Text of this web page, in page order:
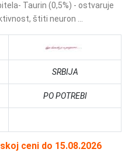
Taurin (0,5%) - ostvaruje
štiti neuron ...
SRBIJA
PO POTREBI
ceni do 15.08.2026